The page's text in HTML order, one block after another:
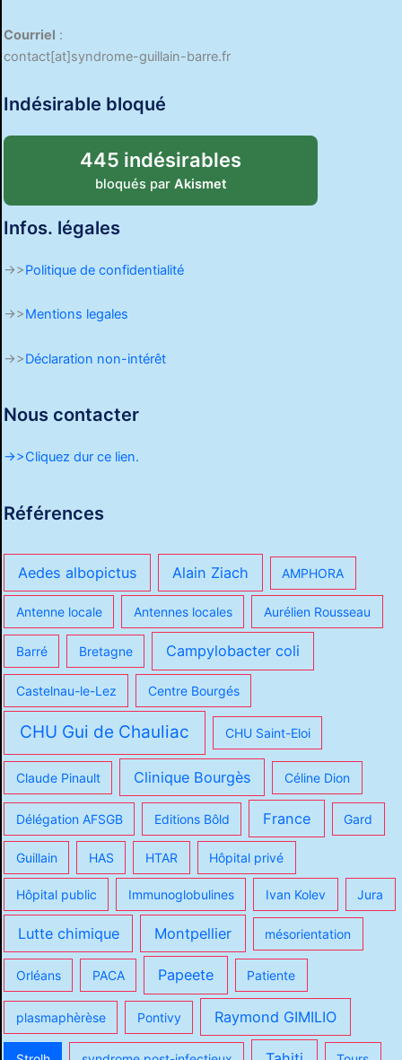
Courriel :
contact[at]syndrome-guillain-barre.fr
Indésirable bloqué
445 indésirables
bloqués par Akismet
Infos. légales
->>Politique de confidentialité
->>Mentions legales
->>Déclaration non-intérêt
Nous contacter
->>Cliquez dur ce lien.
Références
Aedes albopictus Alain Ziach AMPHORA
Antenne locale Antennes locales Aurélien Rousseau
Barré Bretagne Campylobacter coli
Castelnau-le-Lez Centre Bourgés
CHU Gui de Chauliac CHU Saint-Eloi
Claude Pinault Clinique Bourgès Céline Dion
Délégation AFSGB Editions Bôld France Gard
Guillain HAS HTAR Hôpital privé
Hôpital public Immunoglobulines Ivan Kolev Jura
Lutte chimique Montpellier mésorientation
Orléans PACA Papeete Patiente
plasmaphèrèse Pontivy Raymond GIMILIO